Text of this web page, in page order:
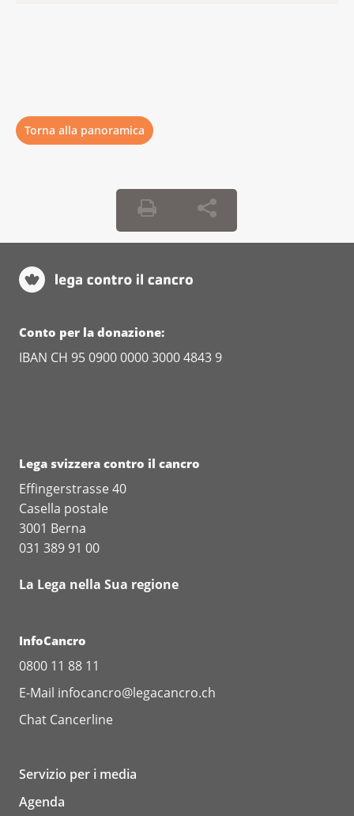
Torna alla panoramica
Conto per la donazione:
IBAN CH 95 0900 0000 3000 4843 9
Lega svizzera contro il cancro
Effingerstrasse 40
Casella postale
3001 Berna
031 389 91 00
La Lega nella Sua regione
InfoCancro
0800 11 88 11
E-Mail infocancro@legacancro.ch
Chat Cancerline
Servizio per i media
Agenda